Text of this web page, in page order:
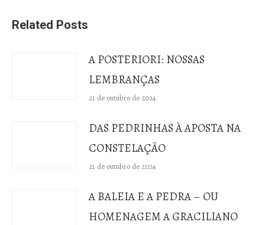
Related Posts
A POSTERIORI: NOSSAS
LEMBRANÇAS
21 de outubro de 2024
DAS PEDRINHAS À APOSTA NA
CONSTELAÇÃO
21 de outubro de 2024
A BALEIA E A PEDRA – OU
HOMENAGEM A GRACILIANO